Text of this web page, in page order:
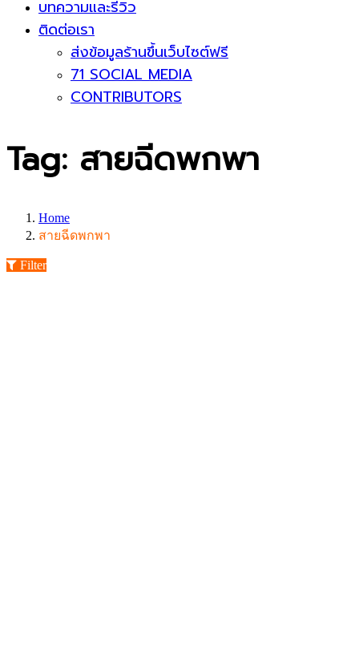
บทความและรีวิว
ติดต่อเรา
ส่งข้อมูลร้านขึ้นเว็บไซต์ฟรี
71 SOCIAL MEDIA
CONTRIBUTORS
Tag: สายฉีดพกพา
Home
สายฉีดพกพา
Filter